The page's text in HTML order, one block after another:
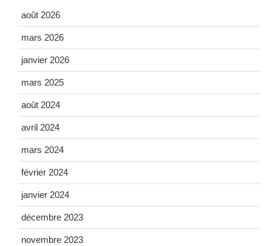
août 2026
mars 2026
janvier 2026
mars 2025
août 2024
avril 2024
mars 2024
février 2024
janvier 2024
décembre 2023
novembre 2023